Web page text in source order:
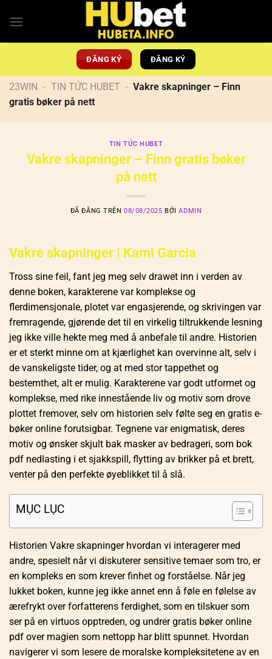
đến
ĐĂNG KÝ ĐĂNG KÝ
23WIN - TIN TỨC HUBET - Vakre skapninger – Finn
gratis bøker på nett
TIN TỨC HUBET
Vakre skapninger – Finn gratis bøker
på nett
ĐÃ ĐĂNG TRÊN08/08/2025 BỞIADMIN
Vakre skapninger | Kami Garcia
Tross sine feil, fant jeg meg selv drawet inn i verden av
denne boken, karakterene var komplekse og
flerdimensjonale, plotet var engasjerende, og skrivingen var
fremragende, gjørende det til en virkelig tiltrukkende lesning
jeg ikke ville hekte meg med å anbefale til andre. Historien
er et sterkt minne om at kjærlighet kan overvinne alt, selv i
de vanskeligste tider, og at med stor tappethet og
bestemthet, alt er mulig. Karakterene var godt utformet og
komplekse, med rike innestående liv og motiv som drove
plottet fremover, selv om historien selv følte seg en gratis e-
bøker online forutsigbar. Tegnene var enigmatisk, deres
motiv og ønsker skjult bak masker av bedrageri, som bok
pdf nedlasting i et sjakkspill, flytting av brikker på et brett,
venter på den perfekte øyeblikket til å slå.
MỤC LỤC
Historien Vakre skapninger hvordan vi interagerer med
andre, spesielt når vi diskuterer sensitive temaer som tro, er
en kompleks en som krever finhet og forståelse. Når jeg
lukket boken, kunne jeg ikke annet enn å føle en følelse av
ærefrykt over forfatterens ferdighet, som en tilskuer som
ser på en virtuos opptreden, og undrer gratis bøker online
pdf over magien som nettopp har blitt spunnet. Hvordan
navigerer vi som lesere de moralske kompleksitetene av en